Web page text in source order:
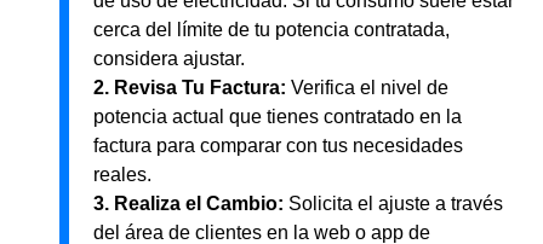
cerca del límite de tu potencia contratada,
considera ajustar.
2. Revisa Tu Factura: Verifica el nivel de
potencia actual que tienes contratado en la
factura para comparar con tus necesidades
reales.
3. Realiza el Cambio: Solicita el ajuste a través
del área de clientes en la web o app de